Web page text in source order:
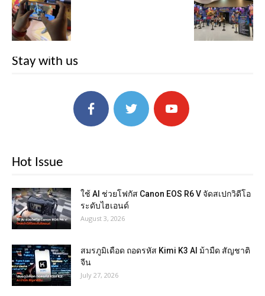
Stay with us
Hot Issue
ใช้ AI ช่วยโฟกัส Canon EOS R6 V จัดสเปกวิดีโอ
ระดับไฮเอนด์
August 3, 2026
สมรภูมิเดือด ถอดรหัส Kimi K3 AI ม้ามืด สัญชาติ
จีน
July 27, 2026